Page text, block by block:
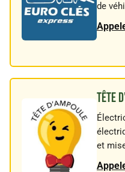
de
TÊTE
et